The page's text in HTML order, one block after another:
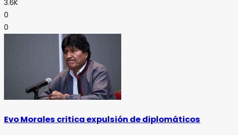
3.6K
0
0
Evo Morales critica expulsión de diplomáticos